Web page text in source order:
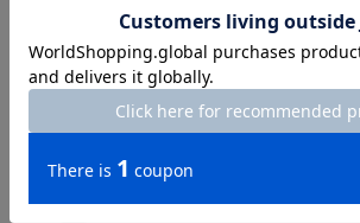
スタッフコメント
スタッフコメント